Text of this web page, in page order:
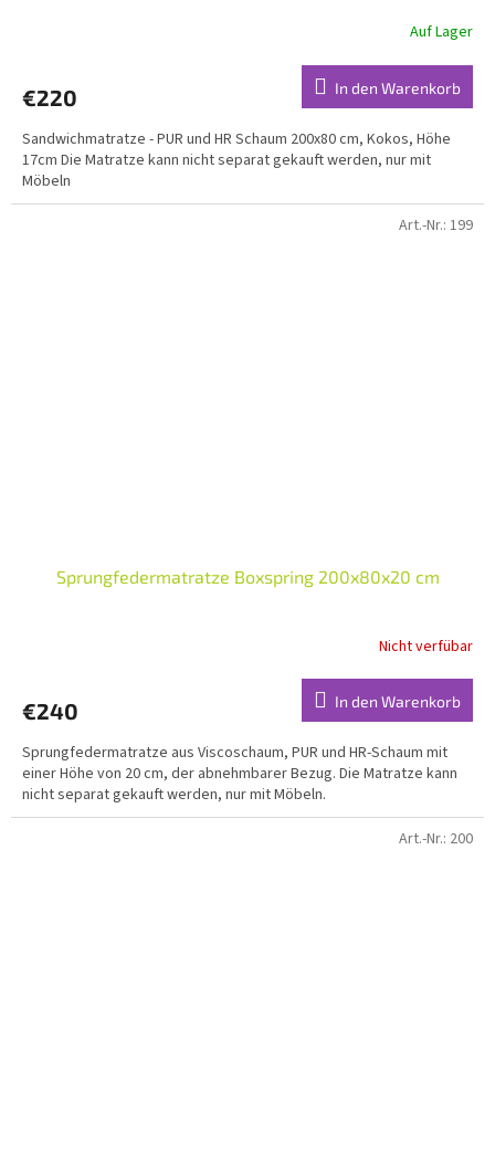
Auf Lager
€220 In den Warenkorb
Sandwichmatratze - PUR und HR Schaum 200x80 cm, Kokos, Höhe
17cm Die Matratze kann nicht separat gekauft werden, nur mit
Möbeln
Sprungfedermatratze Boxspring 200x80x20 cm
Nicht verfübar
€240 In den Warenkorb
Sprungfedermatratze aus Viscoschaum, PUR und HR-Schaum mit
einer Höhe von 20 cm, der abnehmbarer Bezug. Die Matratze kann
nicht separat gekauft werden, nur mit Möbeln.
Art.-Nr.: 199
Art.-Nr.: 200